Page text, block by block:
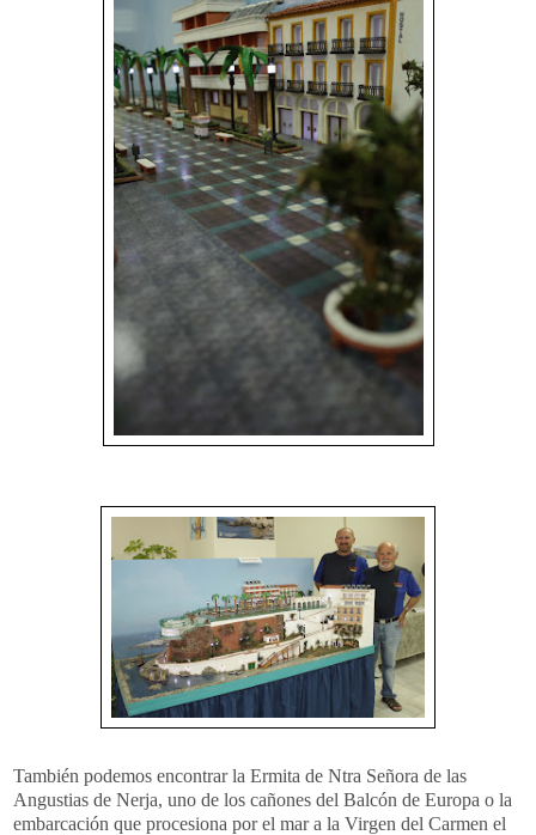
También podemos encontrar la Ermita de Ntra Señora de las
Angustias de Nerja, uno de los cañones del Balcón de Europa o la
embarcación que procesiona por el mar a la Virgen del Carmen el